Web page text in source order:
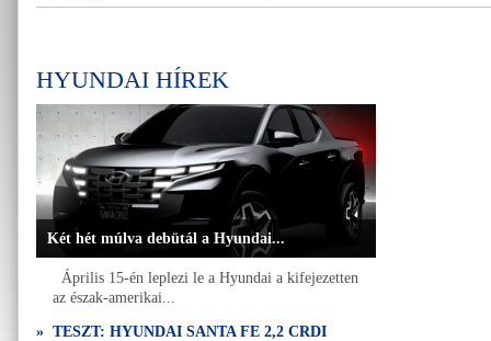
HYUNDAI HÍREK
Két hét múlva debütál a Hyundai...
Április 15-én leplezi le a Hyundai a kifejezetten
az észak-amerikai...
» TESZT: HYUNDAI SANTA FE 2,2 CRDI